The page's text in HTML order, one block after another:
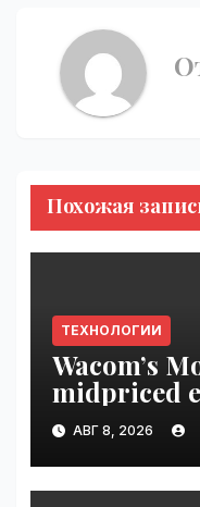
Похожая
ТЕХНОЛОГИИ
Wacom’s
midpriced
digital
АВГ 8, 2026